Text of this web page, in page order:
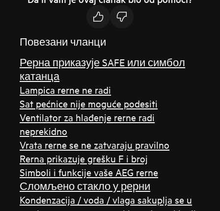
Повезани чланци
Рерна приказује SAFE или симбол
катанца
Lampica rerne ne radi
Sat pećnice nije moguće podesiti
Ventilator za hlađenje rerne radi
neprekidno
Vrata rerne se ne zatvaraju pravilno
Rerna prikazuje grešku F i broj
Simboli i funkcije vaše AEG rerne
Сломљено стакло у рерни
Kondenzacija / voda / vlaga sakuplja se u